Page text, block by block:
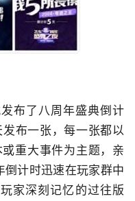
布了八周年盛典倒计
布一张，每一张都以
或重大事件为主题，亲
计时迅速在玩家群中
家深刻记忆的过往版